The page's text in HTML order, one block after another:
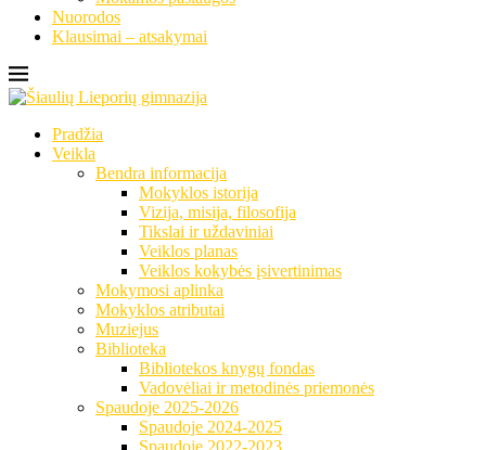
Nuorodos
Klausimai – atsakymai
Pradžia
Veikla
Bendra informacija
Mokyklos istorija
Vizija, misija, filosofija
Tikslai ir uždaviniai
Veiklos planas
Veiklos kokybės įsivertinimas
Mokymosi aplinka
Mokyklos atributai
Muziejus
Biblioteka
Bibliotekos knygų fondas
Vadovėliai ir metodinės priemonės
Spaudoje 2025-2026
Spaudoje 2024-2025
Spaudoje 2022-2023